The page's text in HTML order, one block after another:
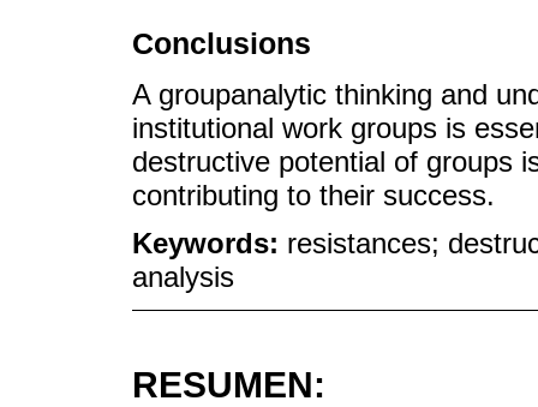
Conclusions
A groupanalytic thinking and
institutional work groups is
destructive potential of groups
contributing to their success.
Keywords: resistances;
analysis
RESUMEN: